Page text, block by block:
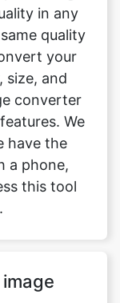
size, and
converter
We
have the
a phone,
this tool
use which